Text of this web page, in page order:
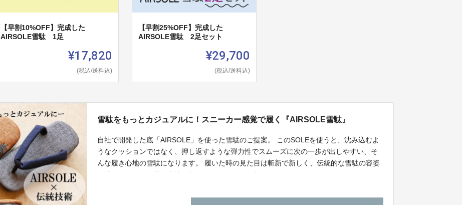
【早割10%OFF】完成した
AIRSOLE雪駄 1足
¥17,820
(税込/送料込)
【早割25%OFF】完成した
AIRSOLE雪駄 2足セット
¥29,700
(税込/送料込)
雪駄をもっとカジュアルに！スニーカー感覚で履く『AIRSOLE雪駄』
自社で開発した底「AIRSOLE」を使った雪駄のご提案。 このSOLEを使うと、沈み込むよ
うなクッションではなく、押し返すような弾力性でスムーズに次の一歩が出しやすい、そ
んな履き心地の雪駄になります。 履いた時の見た目は斬新で新しく、伝統的な雪駄の容姿
は残し、見た目と履き心地で新しいイメージに仕上がりました。